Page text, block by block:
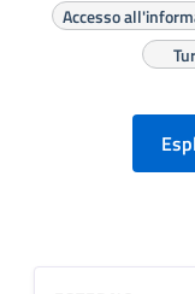
Accesso